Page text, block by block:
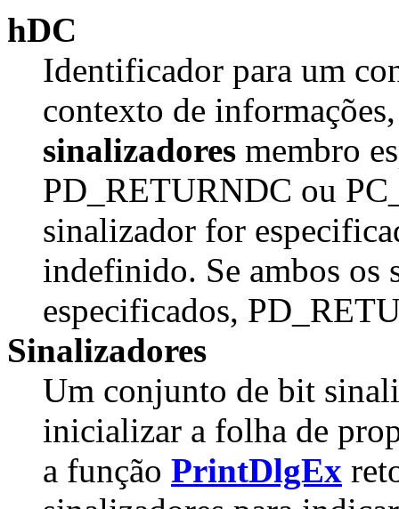
hDC
Identificador para um
contexto de
sinalizadores membro
PD_RETURNDC ou
sinalizador for
indefinido. Se ambos os
especificados,
Sinalizadores
Um conjunto de bit
inicializar a folha de
a função PrintDlgEx